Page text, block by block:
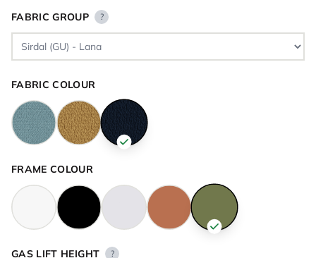
FABRIC GROUP ?
FABRIC COLOUR
FRAME COLOUR
GAS LIFT HEIGHT ?